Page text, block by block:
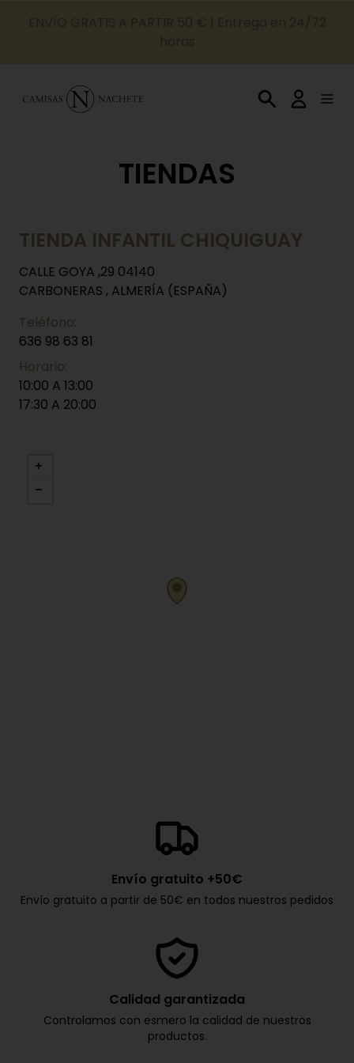
TIENDAS
TIENDA INFANTIL CHIQUIGUAY
CALLE GOYA ,29 04140
CARBONERAS , ALMERÍA (ESPAÑA)
Teléfono:
636 98 63 81
Horario:
10:00 A 13:00
17:30 A 20:00
Envío gratuito +50€
Envío gratuito a partir de 50€ en todos nuestros pedidos
Calidad garantizada
Controlamos con esmero la calidad de nuestros
productos.